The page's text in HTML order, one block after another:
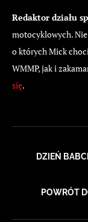
Redaktor działu
motocyklowych.
o których Mick
WMMP, jak i
się.
DZIEŃ
POWRÓT